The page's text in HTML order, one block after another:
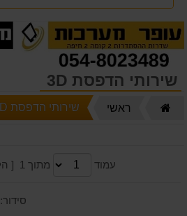
שירותי הדפסת 3D
ראשי שירותי הדפסת 3D
עמוד מתוך 1 [ הקודם | הבא ]
סידור: